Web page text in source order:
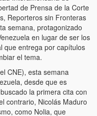
(Children of the streets of
El Mono… armed)
clausurados por el
de Prensa de la Corte
Reporteros sin Fronteras
semana, protagonizado
en lugar de ser los
que entrega por capítulos
el tema.
CNE), esta semana
desde que es
la primera cita con
contrario, Nicolás Maduro
como Nolia, que